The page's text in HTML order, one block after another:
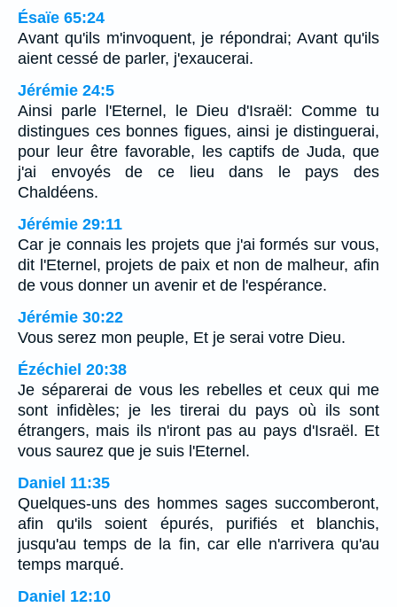
Ésaïe 65:24
Avant qu'ils m'invoquent, je répondrai; Avant qu'ils
aient cessé de parler, j'exaucerai.
Jérémie 24:5
Ainsi parle l'Eternel, le Dieu d'Israël: Comme tu
distingues ces bonnes figues, ainsi je distinguerai,
pour leur être favorable, les captifs de Juda, que
j'ai envoyés de ce lieu dans le pays des
Chaldéens.
Jérémie 29:11
Car je connais les projets que j'ai formés sur vous,
dit l'Eternel, projets de paix et non de malheur, afin
de vous donner un avenir et de l'espérance.
Jérémie 30:22
Vous serez mon peuple, Et je serai votre Dieu.
Ézéchiel 20:38
Je séparerai de vous les rebelles et ceux qui me
sont infidèles; je les tirerai du pays où ils sont
étrangers, mais ils n'iront pas au pays d'Israël. Et
vous saurez que je suis l'Eternel.
Daniel 11:35
Quelques-uns des hommes sages succomberont,
afin qu'ils soient épurés, purifiés et blanchis,
jusqu'au temps de la fin, car elle n'arrivera qu'au
temps marqué.
Daniel 12:10